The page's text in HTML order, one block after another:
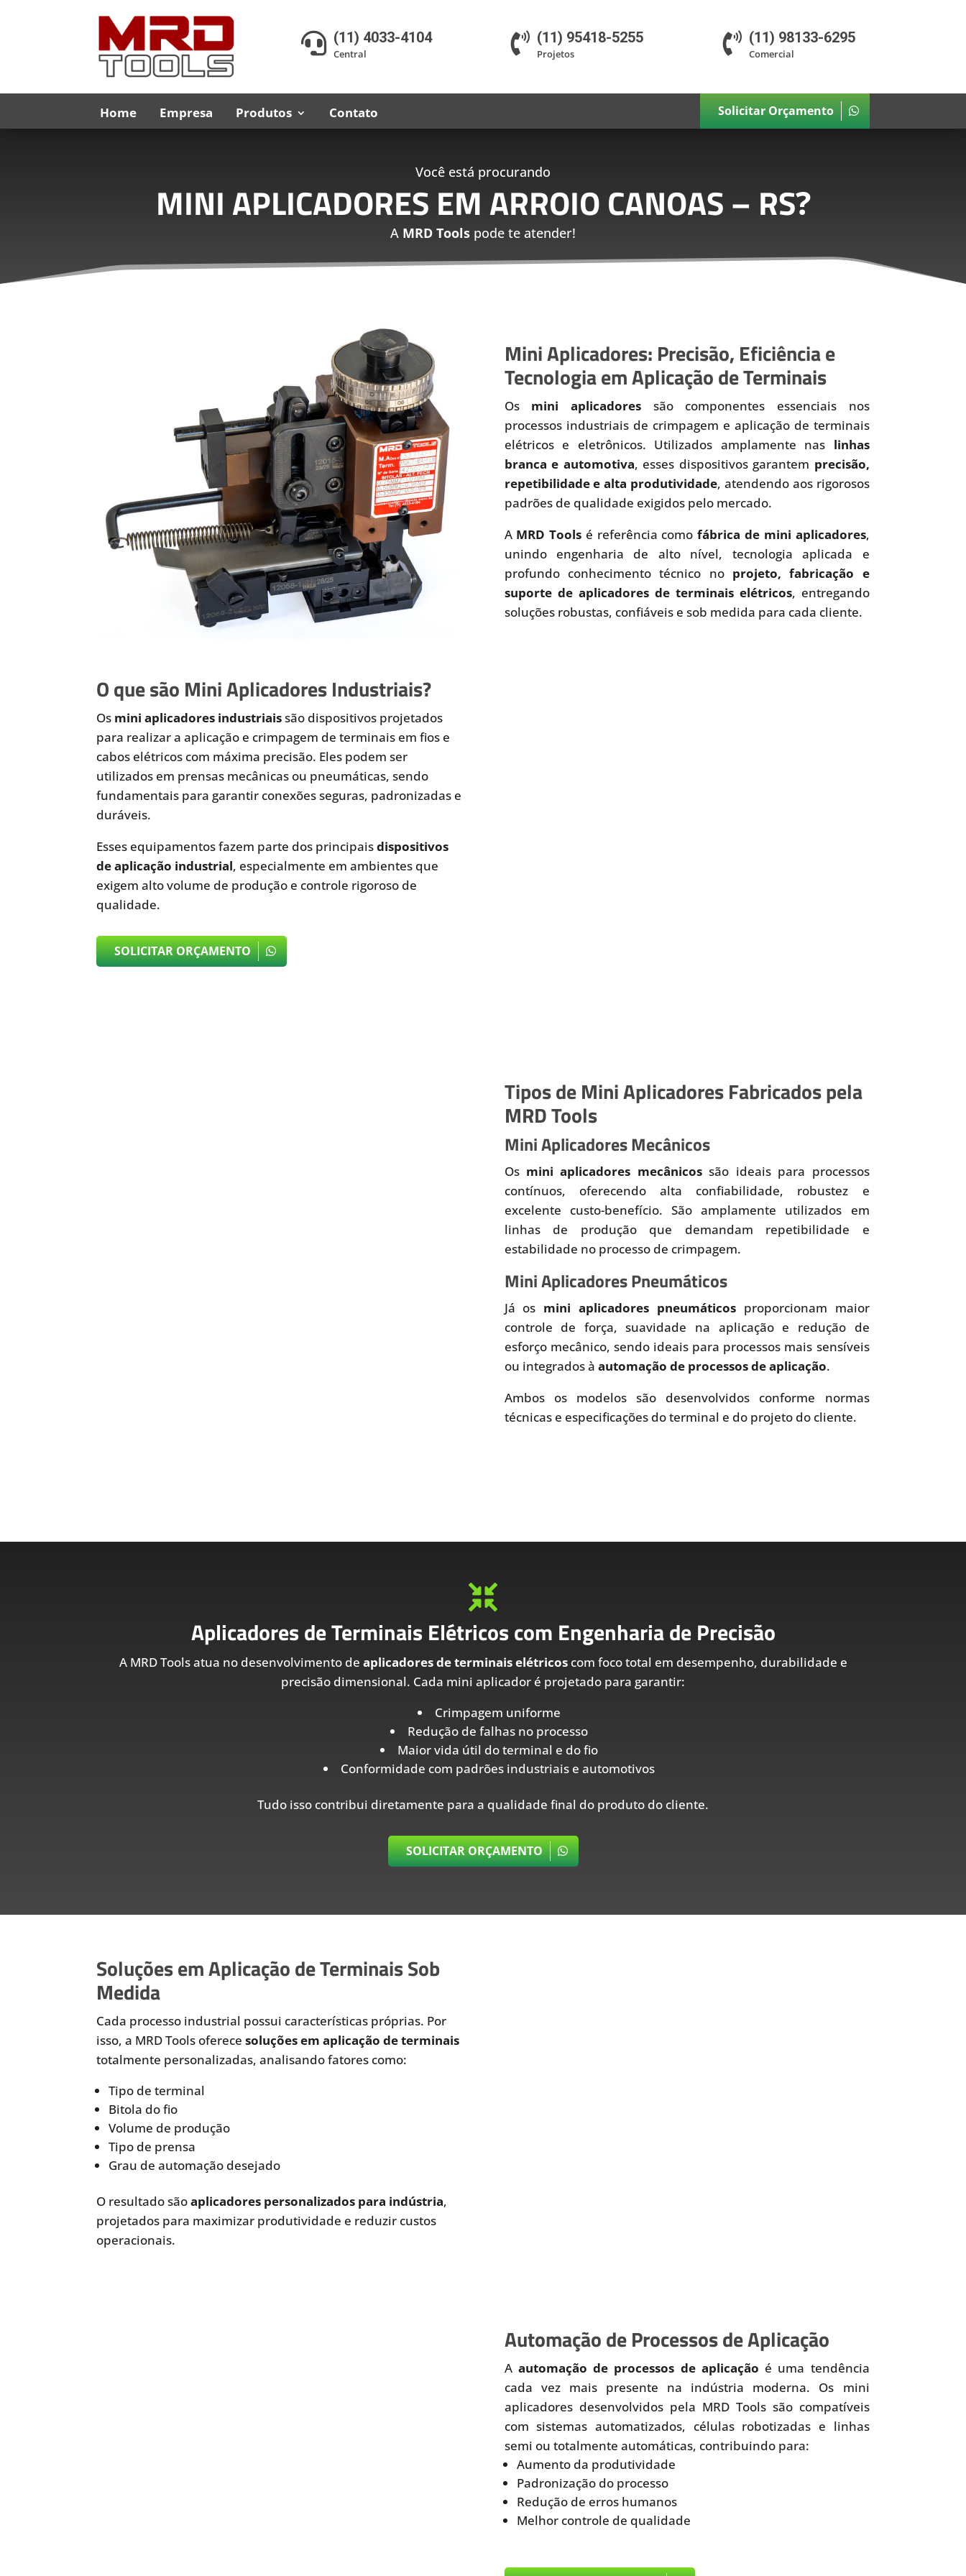
 (11) 4033-4104
Central  (11) 95418-5255
Projetos  (11) 98133-6295
Comercial
Home Empresa Produtos Contato Solicitar Orçamento
Você está procurando
MINI APLICADORES EM ARROIO CANOAS – RS?
A MRD Tools pode te atender!
Mini Aplicadores: Precisão, Eficiência e
Tecnologia em Aplicação de Terminais
Os mini aplicadoressão componentes essenciais nos
processos industriais de crimpagem e aplicação de terminais
elétricos e eletrônicos. Utilizados amplamente nas linhas
branca e automotiva, esses dispositivos garantem precisão,
repetibilidade e alta produtividade, atendendo aos rigorosos
padrões de qualidade exigidos pelo mercado.
A MRD Tools é referência comofábrica de mini aplicadores,
unindo engenharia de alto nível, tecnologia aplicada e
profundo conhecimento técnico no projeto, fabricação e
suporte de aplicadores de terminais elétricos, entregando
soluções robustas, confiáveis e sob medida para cada cliente.
O que são Mini Aplicadores Industriais?
Os mini aplicadores industriaissão dispositivos projetados
para realizar a aplicação e crimpagem de terminais em fios e
cabos elétricos com máxima precisão. Eles podem ser
utilizados em prensas mecânicas ou pneumáticas, sendo
fundamentais para garantir conexões seguras, padronizadas e
duráveis.
Esses equipamentos fazem parte dos principaisdispositivos
de aplicação industrial, especialmente em ambientes que
exigem alto volume de produção e controle rigoroso de
qualidade.
SOLICITAR ORÇAMENTO
Tipos de Mini Aplicadores Fabricados pela
MRD Tools
Mini Aplicadores Mecânicos
Os mini aplicadores mecânicossão ideais para processos
contínuos, oferecendo alta confiabilidade, robustez e
excelente custo-benefício. São amplamente utilizados em
linhas de produção que demandam repetibilidade e
estabilidade no processo de crimpagem.
Mini Aplicadores Pneumáticos
Já os mini aplicadores pneumáticosproporcionam maior
controle de força, suavidade na aplicação e redução de
esforço mecânico, sendo ideais para processos mais sensíveis
ou integrados à automação de processos de aplicação.
Ambos os modelos são desenvolvidos conforme normas
técnicas e especificações do terminal e do projeto do cliente.

Aplicadores de Terminais Elétricos com Engenharia de Precisão
A MRD Tools atua no desenvolvimento de aplicadores de terminais elétricoscom foco total em desempenho, durabilidade e
precisão dimensional. Cada mini aplicador é projetado para garantir:
Crimpagem uniforme
Redução de falhas no processo
Maior vida útil do terminal e do fio
Conformidade com padrões industriais e automotivos
Tudo isso contribui diretamente para a qualidade final do produto do cliente.
SOLICITAR ORÇAMENTO
Soluções em Aplicação de Terminais Sob
Medida
Cada processo industrial possui características próprias. Por
isso, a MRD Tools oferecesoluções em aplicação de terminais
totalmente personalizadas, analisando fatores como:
Tipo de terminal
Bitola do fio
Volume de produção
Tipo de prensa
Grau de automação desejado
O resultado sãoaplicadores personalizados para indústria,
projetados para maximizar produtividade e reduzir custos
operacionais.
Automação de Processos de Aplicação
A automação de processos de aplicação é uma tendência
cada vez mais presente na indústria moderna. Os mini
aplicadores desenvolvidos pela MRD Tools são compatíveis
com sistemas automatizados, células robotizadas e linhas
semi ou totalmente automáticas, contribuindo para:
Aumento da produtividade
Padronização do processo
Redução de erros humanos
Melhor controle de qualidade